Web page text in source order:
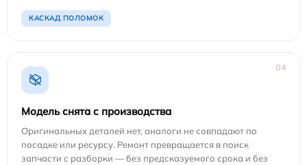
КАСКАД ПОЛОМОК
04
Модель снята с производства
Оригинальных деталей нет, аналоги не совпадают по
посадке или ресурсу. Ремонт превращается в поиск
запчасти с разборки — без предсказуемого срока и без